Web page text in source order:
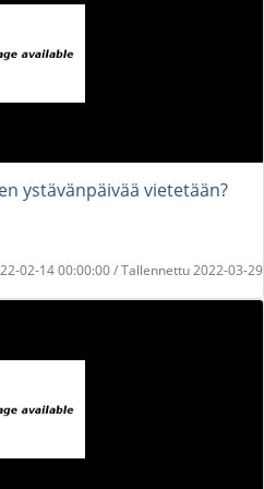
ystävänpäivää vietetään?
02-14 00:00:00 / Tallennettu 2022-03-29